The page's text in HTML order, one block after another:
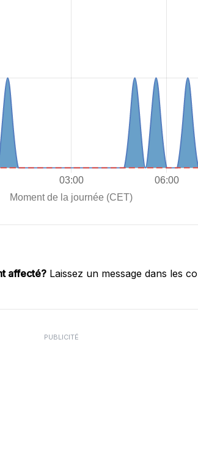
affecté? Laissez un message dans les
PUBLICITÉ